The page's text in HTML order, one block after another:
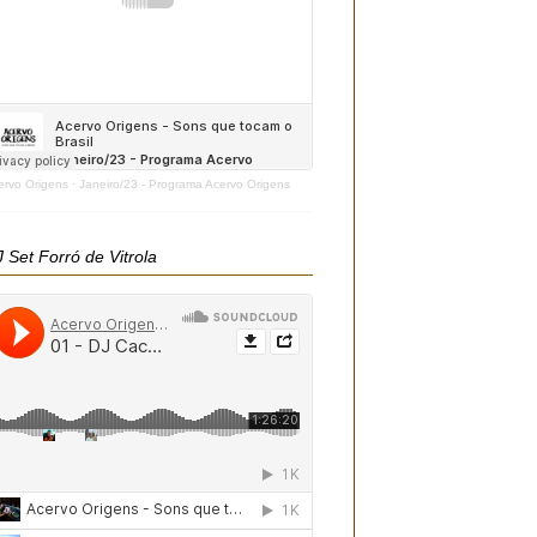
Origens · Janeiro/23 - Programa Acervo Origens
Set Forró de Vitrola